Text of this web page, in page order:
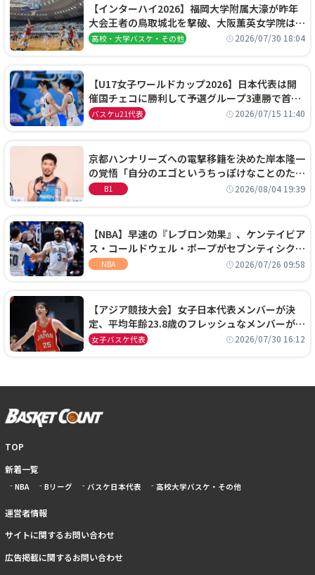
【インターハイ2026】福岡大学附属大濠が昨年
大会王者の鳥取城北を撃破、大阪薫英女学院は岐
阜女子に完勝、大会3日目試合結果
高校・大学バスケ・その他 2026/07/30 18:04
【U17女子ワールドカップ2026】日本代表は開
催国チェコに勝利して予選グループ3連勝で首位
通過！準々決勝の相手はエジプトに決定
バスケu21代表 2026/07/15 11:40
京都ハンナリーズへの電撃移籍を決めた岸本隆一
の覚悟「自分のエゴというちっぽけなことのため
に、京都に来たわけではない」
B1 2026/08/04 19:39
【NBA】早速の『レブロン効果』、ケンテイビア
ス・コールドウェル・ポープがセブンティシクサ
ーズに1年契約で加入
NBA 2026/07/26 09:58
【アジア競技大会】女子日本代表メンバーが決
定、平均年齢23.8歳のフレッシュなメンバーが日
本開催の大舞台で頂点を狙う
女子バスケ代表 2026/07/30 16:12
TOP
新着一覧
NBA Bリーグ バスケ日本代表 高校大学バスケ・その他
運営者情報
サイトに関するお問い合わせ
広告掲載に関するお問い合わせ